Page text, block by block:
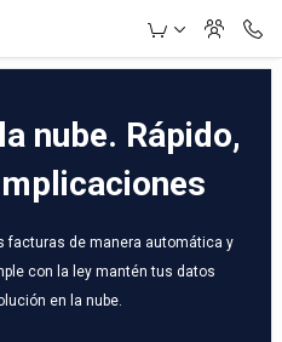
nube. Rápido,
facturas de manera automática y
con la ley mantén tus datos
en la nube.